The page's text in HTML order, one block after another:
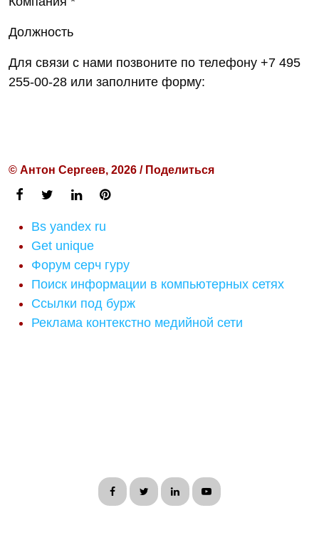
Должность
Для связи с нами позвоните по телефону +7 495
255-00-28 или заполните форму:
© Антон Сергеев, 2026 / Поделиться
Bs yandex ru
Get unique
Форум серч гуру
Поиск информации в компьютерных сетях
Ссылки под бурж
Реклама контекстно медийной сети